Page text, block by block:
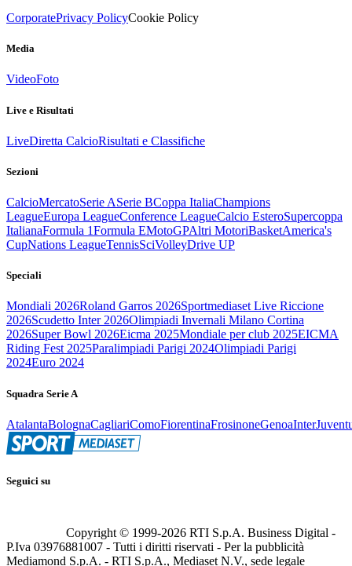
CorporatePrivacy PolicyCookie Policy
Media
VideoFoto
Live e Risultati
LiveDiretta CalcioRisultati e Classifiche
Sezioni
CalcioMercatoSerie ASerie BCoppa ItaliaChampions
LeagueEuropa LeagueConference LeagueCalcio EsteroSupercoppa
ItalianaFormula 1Formula EMotoGPAltri MotoriBasketAmerica's
CupNations LeagueTennisSciVolleyDrive UP
Speciali
Mondiali 2026Roland Garros 2026Sportmediaset Live Riccione
2026Scudetto Inter 2026Olimpiadi Invernali Milano Cortina
2026Super Bowl 2026Eicma 2025Mondiale per club 2025EICMA
Riding Fest 2025Paralimpiadi Parigi 2024Olimpiadi Parigi
2024Euro 2024
Squadra Serie A
AtalantaBolognaCagliariComoFiorentinaFrosinoneGenoaInter
Seguici su
Copyright © 1999-2026 RTI S.p.A. Business Digital -
P.Iva 03976881007 - Tutti i diritti riservati - Per la pubblicità
Mediamond S.p.A. - RTI S.p.A., Mediaset N.V., sede legale